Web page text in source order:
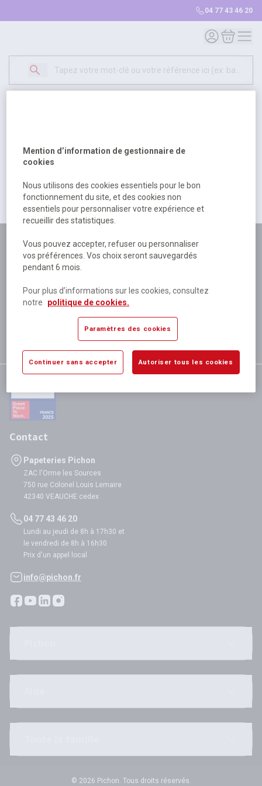
04 77 43 46 20
Mon compte
Mon
500
excuser pour la gêne occasionée.
Retour Retour à l'accueil
Plus de 180 personnes
à votre écoute
Plus de 80 000 références
disponibles
Expédition le jour même
si validation avant 12h
satisfaction totale
Contact
Papeteries Pichon
ZAC l'Orme les Sources
750 rue Colonel Louis Lemaire
42340 VEAUCHE cedex
04 77 43 46 20
Lundi au jeudi de 8h à 17h30 et
le vendredi de 8h à 16h30
Prix d'un appel local
info@pichon.fr
© 2026 Pichon. Tous droits réservés.
Mention d’information de gestionnaire de
cookies
Nous utilisons des cookies essentiels pour le bon
fonctionnement du site, et des cookies non
essentiels pour personnaliser votre expérience et
recueillir des statistiques.
Vous pouvez accepter, refuser ou personnaliser
vos préférences. Vos choix seront sauvegardés
pendant 6 mois.
Pour plus d’informations sur les cookies, consultez
notre
politique de cookies.
Paramètres des cookies
Continuer sans accepter Autoriser tous les cookies